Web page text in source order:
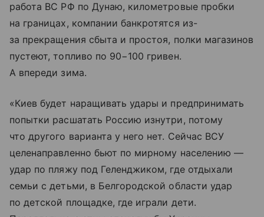
работа ВС РФ по Дунаю, километровые пробки
на границах, компании банкротятся из-
за прекращения сбыта и простоя, полки магазинов
пустеют, топливо по 90−100 гривен.
А впереди зима.
«Киев будет наращивать удары и предпринимать
попытки расшатать Россию изнутри, потому
что другого варианта у него нет. Сейчас ВСУ
целенаправленно бьют по мирному населению —
удар по пляжу под Геленджиком, где отдыхали
семьи с детьми, в Белгородской области удар
по детской площадке, где играли дети.